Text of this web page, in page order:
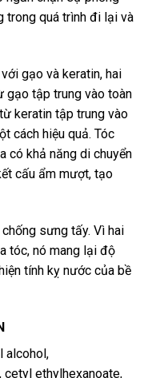
trong quá trình đi lại và
gạo và keratin, hai
gạo tập trung vào toàn
keratin tập trung vào
cách hiệu quả. Tóc
có khả năng di chuyển
cấu ẩm mượt, tạo
sưng tấy. Vì hai
tóc, nó mang lại độ
tính kỵ nước của bề
alcohol,
ethylhexanoate,